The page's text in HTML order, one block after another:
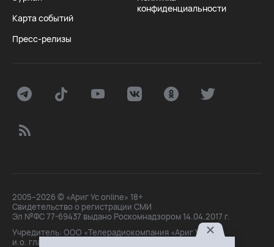
Карта событий
Пресс-релизы
конфиденциальности
2005–2026 © «Ариг Ус online» 18+
Свидетельство о регистрации СМИ
Эл №ФС 77-69437 выдано Роскомнадзором 14.04.2017 г.
Учредитель: ООО «Телерадиокомпания «Ариг Ус»,
и.о. главного редактора: Маханова О.Б.